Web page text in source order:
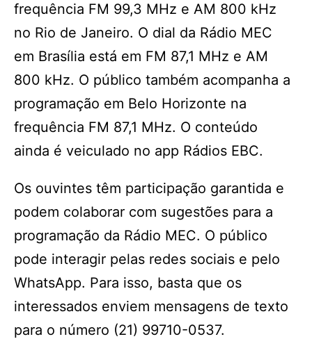
frequência FM 99,3 MHz e AM 800 kHz
no Rio de Janeiro. O dial da Rádio MEC
em Brasília está em FM 87,1 MHz e AM
800 kHz. O público também acompanha a
programação em Belo Horizonte na
frequência FM 87,1 MHz. O conteúdo
ainda é veiculado no app Rádios EBC.
Os ouvintes têm participação garantida e
podem colaborar com sugestões para a
programação da Rádio MEC. O público
pode interagir pelas redes sociais e pelo
WhatsApp. Para isso, basta que os
interessados enviem mensagens de texto
para o número (21) 99710-0537.